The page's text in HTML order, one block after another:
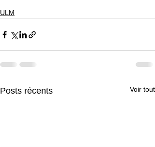
ULM
Posts récents Voir tout